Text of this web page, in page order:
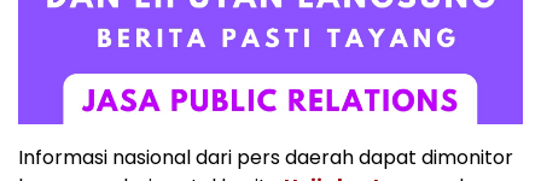
Informasi nasional dari pers daerah dapat dimonitor